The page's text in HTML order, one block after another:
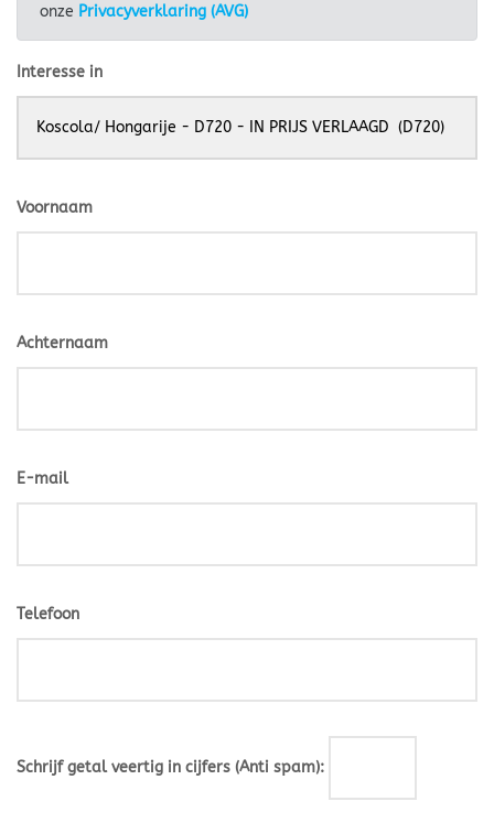
onze Privacyverklaring (AVG)
Interesse in
Voornaam
Achternaam
E-mail
Telefoon
Schrijf getal veertig in cijfers (Anti spam):